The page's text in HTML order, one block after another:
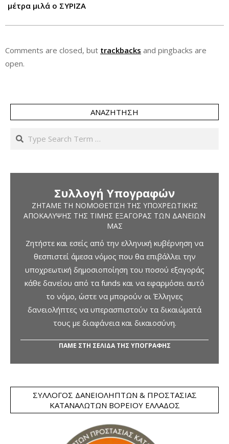
μέτρα μιλά ο ΣΥΡΙΖΑ
Comments are closed, but trackbacks and pingbacks are
open.
ΑΝΑΖΉΤΗΣΗ
Search
Συλλογή Υπογραφών
ΖΗΤΆΜΕ ΤΗ ΝΟΜΟΘΈΤΙΣΗ ΤΗΣ ΥΠΟΧΡΕΩΤΙΚΉΣ
ΑΠΟΚΆΛΥΨΗΣ ΤΗΣ ΤΙΜΉΣ ΕΞΑΓΟΡΆΣ ΤΩΝ ΔΑΝΕΊΩΝ
ΜΑΣ
Ζητήστε και εσείς από την ελληνική κυβέρνηση να
θεσπιστεί άμεσα νόμος που θα επιβάλλει την
υποχρεωτική δημοσιοποίηση του ποσού εξαγοράς
κάθε δανείου από τα funds και να εφαρμόσει αυτό
το νόμο, ώστε να μπορούν οι Έλληνες
δανειολήπτες να υπερασπιστούν τα δικαιώματά
τους με διαφάνεια και δικαιοσύνη.
ΠΑΜΕ ΣΤΗ ΣΕΛΙΔΑ ΤΗΣ ΥΠΟΓΡΑΦΗΣ
ΣΎΛΛΟΓΟΣ ΔΑΝΕΙΟΛΗΠΤΏΝ & ΠΡΟΣΤΑΣΊΑΣ
ΚΑΤΑΝΑΛΩΤΏΝ ΒΟΡΕΊΟΥ ΕΛΛΆΔΟΣ